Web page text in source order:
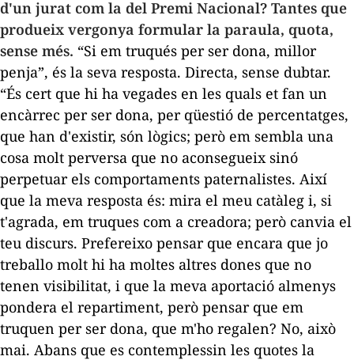
d'un jurat com la del Premi Nacional? Tantes que
produeix vergonya formular la paraula, quota,
sense més. “Si em truqués per ser dona, millor
penja”, és la seva resposta. Directa, sense dubtar.
“És cert que hi ha vegades en les quals et fan un
encàrrec per ser dona, per qüestió de percentatges,
que han d'existir, són lògics; però em sembla una
cosa molt perversa que no aconsegueix sinó
perpetuar els comportaments paternalistes. Així
que la meva resposta és: mira el meu catàleg i, si
t'agrada, em truques com a creadora; però canvia el
teu discurs. Prefereixo pensar que encara que jo
treballo molt hi ha moltes altres dones que no
tenen visibilitat, i que la meva aportació almenys
pondera el repartiment, però pensar que em
truquen per ser dona, que m'ho regalen? No, això
mai. Abans que es contemplessin les quotes la